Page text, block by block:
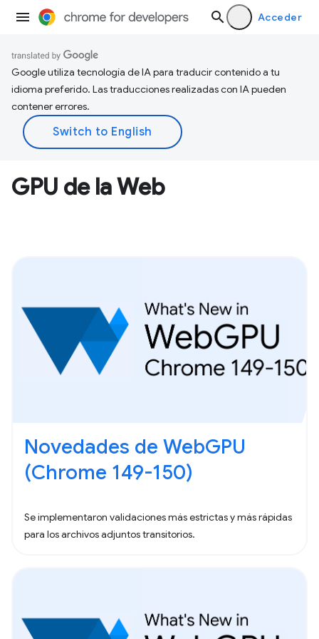
Acceder
Google utiliza tecnología de IA para traducir contenido a tu
idioma preferido. Las traducciones realizadas con IA pueden
contener errores.
GPU de la Web
Novedades de WebGPU
(Chrome 149-150)
Se implementaron validaciones más estrictas y más rápidas
para los archivos adjuntos transitorios.